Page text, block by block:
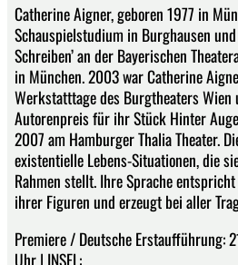
Catherine Aigner, geboren 1977 in
Schauspielstudium in Burghausen und
Schreiben’ an der Bayerischen
in München. 2003 war Catherine
Werkstatttage des Burgtheaters Wien
Autorenpreis für ihr Stück Hinter
2007 am Hamburger Thalia Theater.
existentielle Lebens-Situationen, die
Rahmen stellt. Ihre Sprache
ihrer Figuren und erzeugt bei aller
Premiere / Deutsche Erstaufführung:
Uhr | INSEL: